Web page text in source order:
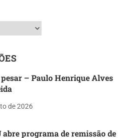
– Paulo Henrique Alves
de 2026
abre programa de remissão de